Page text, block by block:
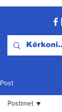
Post
Postimet